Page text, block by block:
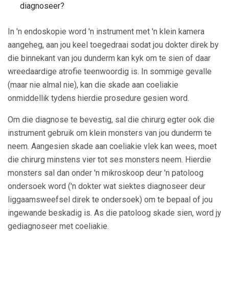
diagnoseer?
In 'n endoskopie word 'n instrument met 'n klein kamera
aangeheg, aan jou keel toegedraai sodat jou dokter direk by
die binnekant van jou dunderm kan kyk om te sien of daar
wreedaardige atrofie teenwoordig is. In sommige gevalle
(maar nie almal nie), kan die skade aan coeliakie
onmiddellik tydens hierdie prosedure gesien word.
Om die diagnose te bevestig, sal die chirurg egter ook die
instrument gebruik om klein monsters van jou dunderm te
neem. Aangesien skade aan coeliakie vlek kan wees, moet
die chirurg minstens vier tot ses monsters neem. Hierdie
monsters sal dan onder 'n mikroskoop deur 'n patoloog
ondersoek word ('n dokter wat siektes diagnoseer deur
liggaamsweefsel direk te ondersoek) om te bepaal of jou
ingewande beskadig is. As die patoloog skade sien, word jy
gediagnoseer met coeliakie.